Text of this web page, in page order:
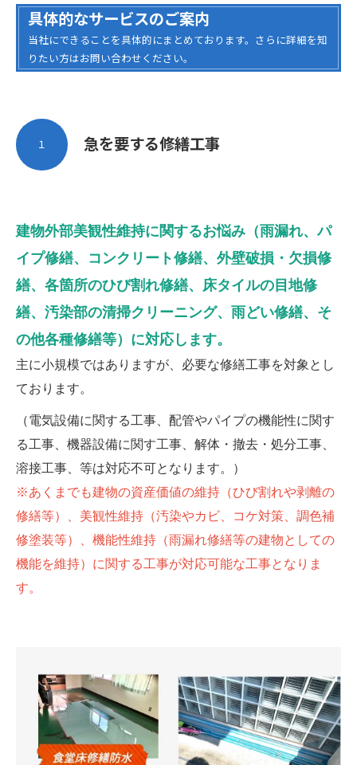
具体的なサービスのご案内
当社にできることを具体的にまとめております。さらに詳細を知
りたい方はお問い合わせください。
急を要する修繕工事
１
建物外部美観性維持に関するお悩み（雨漏れ、パ
イプ修繕、コンクリート修繕、外壁破損・欠損修
繕、各箇所のひび割れ修繕、床タイルの目地修
繕、汚染部の清掃クリーニング、雨どい修繕、そ
の他各種修繕等）に対応します。
主に小規模ではありますが、必要な修繕工事を対象とし
ております。
（電気設備に関する工事、配管やパイプの機能性に関す
る工事、機器設備に関す工事、解体・撤去・処分工事、
溶接工事、等は対応不可となります。）
※あくまでも建物の資産価値の維持（ひび割れや剥離の
修繕等）、美観性維持（汚染やカビ、コケ対策、調色補
修塗装等）、機能性維持（雨漏れ修繕等の建物としての
機能を維持）に関する工事が対応可能な工事となりま
す。